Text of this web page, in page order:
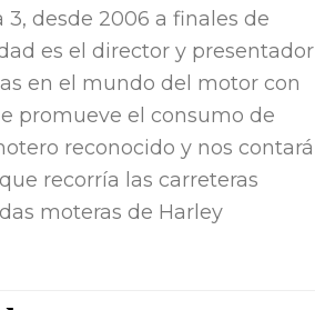
desde 2006 a finales de
es el director y presentador
en el mundo del motor con
promueve el consumo de
reconocido y nos contará
recorría las carreteras
moteras de Harley